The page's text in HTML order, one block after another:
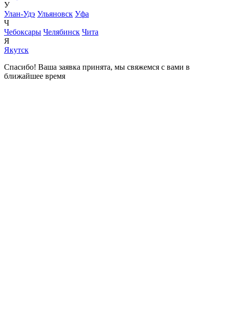
У
Улан-Удэ Ульяновск Уфа
Ч
Чебоксары Челябинск Чита
Я
Якутск
Спасибо! Ваша заявка принята, мы свяжемся с вами в
ближайшее время